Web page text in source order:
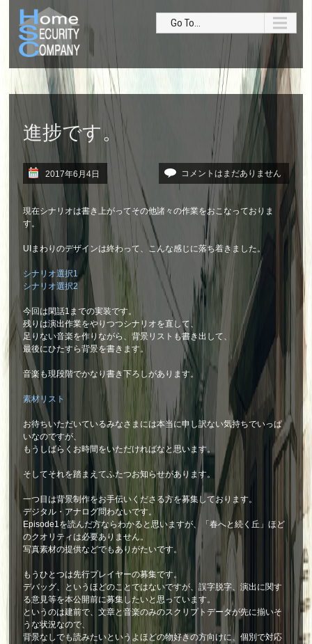
Go To...
進捗です。
2017年6月4日 コメントはまだありません
現在シナリオは書き上がってその他諸々の作業をおこなっておりま
す。
UIまわりのデザインは終わって、こんな感じに落ち着きました。
シナリオ選択1
シナリオ選択2
今回は閑話1までの実装です。
残りは演出作業をやりつつシナリオを直して、
足りない音楽を作りながら、背景リストも書き出して、
最後にひたすら背景を書きます。
音楽も現段階でかなり書き下ろしがあります。
素材リスト
お待ちいただいているみなさまには本当に申し訳ない気持ちでいっぱ
いなのですが、
もうしばらくお時間をいただければなと思います。
そしてそれを踏まえてふたつお知らせがあります。
一つ目は背景制作をお手伝いくださる方を募集しております。
デジタル・アナログ問わないです。
Episode1を読んだ方ならわかると思いますが、「春へと続く丘」ほど
のクオリティは必要ありません。
写真素材の提供などでもありがたいです。
もうひとつは先行プレイヤーの募集です。
デバッグ、というほどのことではないですが、誤字脱字、演出に関す
る意見等を本公開前に募集したいと思っています。
というのは建前で、文章と音楽のみのスクリプトデータが先に揃いそ
うな状況なので、
背景なしでも読みたいというよほどの物好きの方向けに、個別で対応